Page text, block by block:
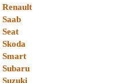
Renault
Saab
Seat
Skoda
Smart
Subaru
Suzuki